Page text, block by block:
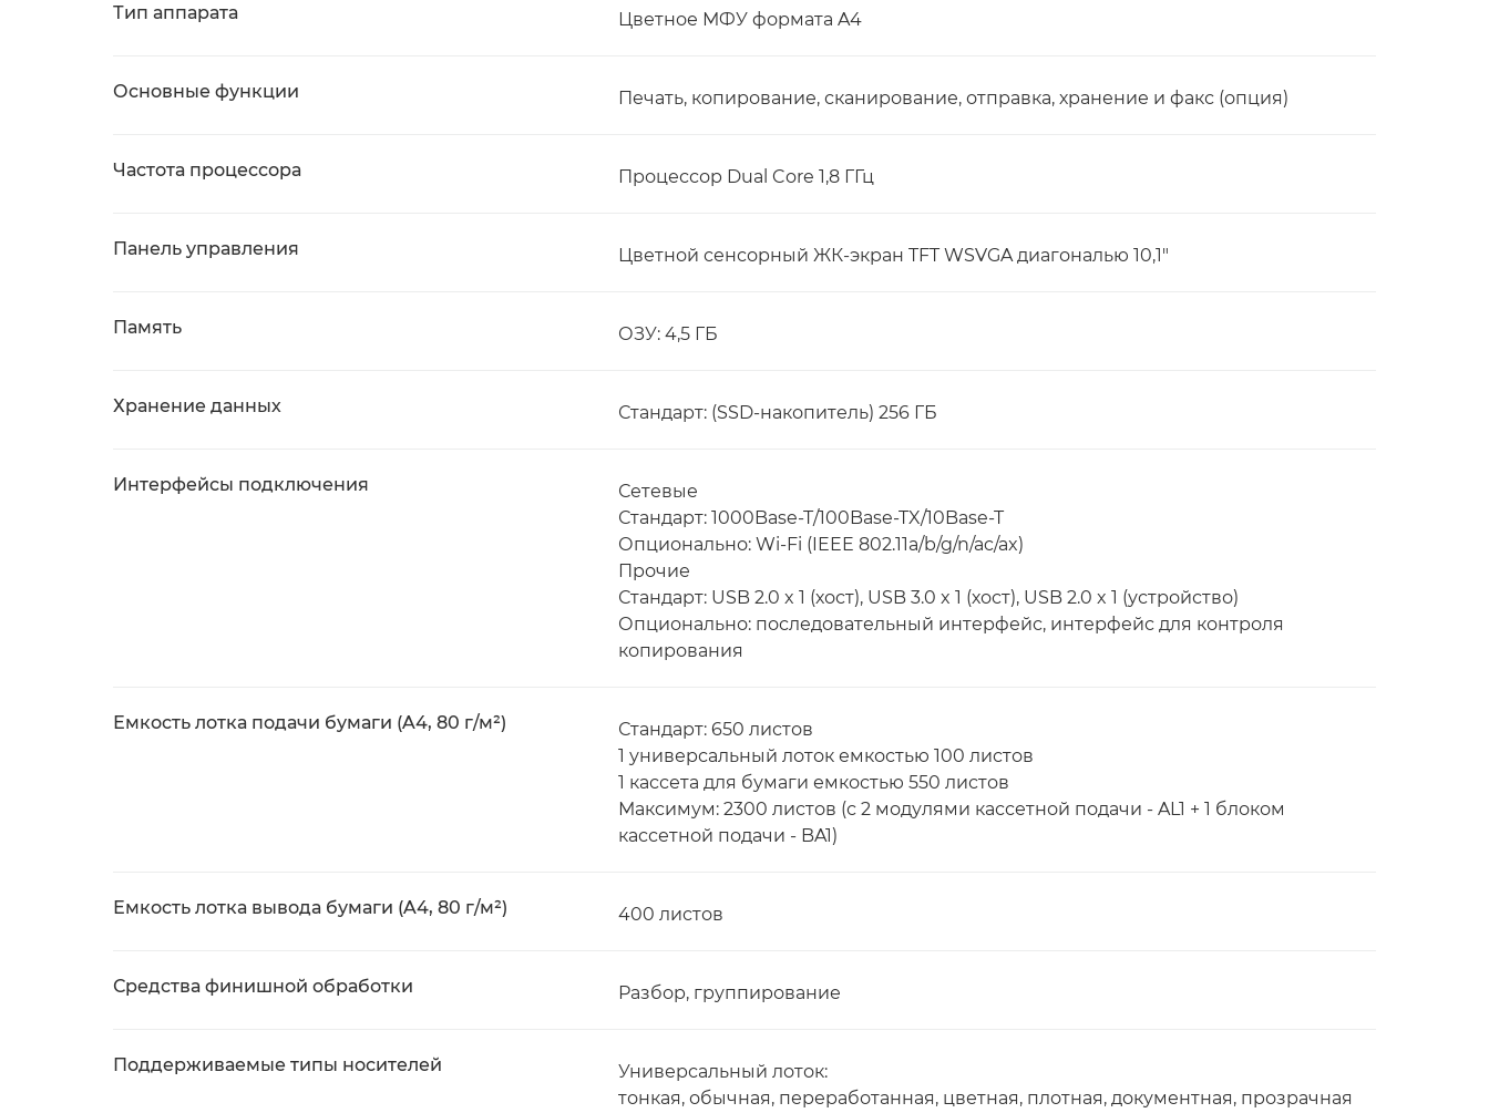
Тип аппарата Цветное МФУ формата A4
Основные функции Печать, копирование, сканирование, отправка, хранение и факс (опция)
Частота процессора Процессор Dual Core 1,8 ГГц
Панель управления Цветной сенсорный ЖК-экран TFT WSVGA диагональю 10,1"
Память ОЗУ: 4,5 ГБ
Хранение данных Стандарт: (SSD-накопитель) 256 ГБ
Интерфейсы подключения
Сетевые
Стандарт: 1000Base-T/100Base-TX/10Base-T
Опционально: Wi-Fi (IEEE 802.11a/b/g/n/ac/ax)
Прочие
Стандарт: USB 2.0 x 1 (хост), USB 3.0 x 1 (хост), USB 2.0 x 1 (устройство)
Опционально: последовательный интерфейс, интерфейс для контроля
копирования
Емкость лотка подачи бумаги (A4, 80 г/м²)
Стандарт: 650 листов
1 универсальный лоток емкостью 100 листов
1 кассета для бумаги емкостью 550 листов
Максимум: 2300 листов (с 2 модулями кассетной подачи - AL1 + 1 блоком
кассетной подачи - BA1)
Емкость лотка вывода бумаги (A4, 80 г/м²) 400 листов
Средства финишной обработки Разбор, группирование
Поддерживаемые типы носителей
Универсальный лоток:
тонкая, обычная, переработанная, цветная, плотная, документная, прозрачная